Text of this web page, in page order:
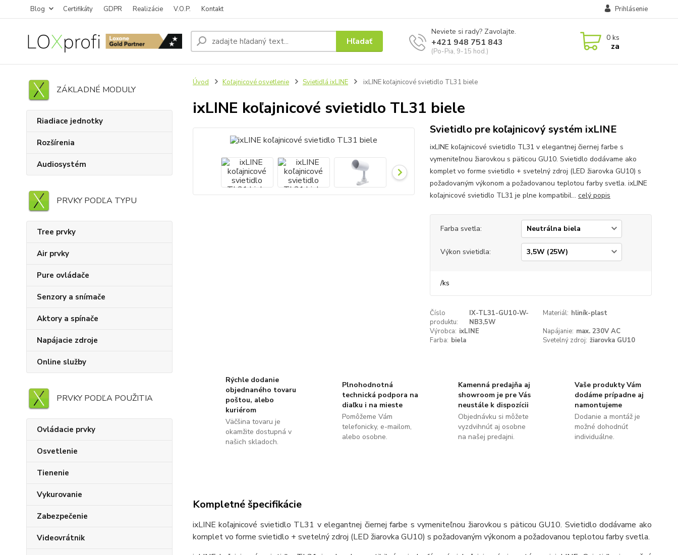
Blog Certifikáty GDPR Realizácie V.O.P. Kontakt Prihlásenie
Hľadať
Neviete si rady? Zavolajte.
+421 948 751 843
(Po-Pia, 9-15 hod.)
0 ks
za
ZÁKLADNÉ MODULY
Riadiace jednotky
Rozšírenia
Audiosystém
PRVKY PODĽA TYPU
Tree prvky
Air prvky
Pure ovládače
Senzory a snímače
Aktory a spínače
Napájacie zdroje
Online služby
PRVKY PODĽA POUŽITIA
Ovládacie prvky
Osvetlenie
Tienenie
Vykurovanie
Zabezpečenie
Videovrátnik
Úvod Koľajnicové osvetlenie Svietidlá ixLINE ixLINE koľajnicové svietidlo TL31 biele
ixLINE koľajnicové svietidlo TL31 biele
Svietidlo pre koľajnicový systém ixLINE
ixLINE koľajnicové svietidlo TL31 v elegantnej čiernej farbe s
vymeniteľnou žiarovkou s päticou GU10. Svietidlo dodávame ako
komplet vo forme svietidlo + svetelný zdroj (LED žiarovka GU10) s
požadovaným výkonom a požadovanou teplotou farby svetla. ixLINE
koľajnicové svietidlo TL31 je plne kompatibil... celý popis
Farba svetla:
Výkon svietidla:
/ks
Číslo
produktu:
IX-TL31-GU10-W-
NB3,5W
Materiál: hliník-plast
Výrobca: ixLINE Napájanie: max. 230V AC
Farba: biela Svetelný zdroj: žiarovka GU10
Rýchle dodanie
objednaného tovaru
poštou, alebo
kuriérom
Väčšina tovaru je
okamžite dostupná v
našich skladoch.
Plnohodnotná
technická podpora na
diaľku i na mieste
Pomôžeme Vám
telefonicky, e-mailom,
alebo osobne.
Kamenná predajňa aj
showroom je pre Vás
neustále k dispozícii
Objednávku si môžete
vyzdvihnúť aj osobne
na našej predajni.
Vaše produkty Vám
dodáme prípadne aj
namontujeme
Dodanie a montáž je
možné dohodnúť
individuálne.
Kompletné špecifikácie
ixLINE koľajnicové svietidlo TL31 v elegantnej čiernej farbe s vymeniteľnou žiarovkou s päticou GU10. Svietidlo dodávame ako
komplet vo forme svietidlo + svetelný zdroj (LED žiarovka GU10) s požadovaným výkonom a požadovanou teplotou farby svetla.